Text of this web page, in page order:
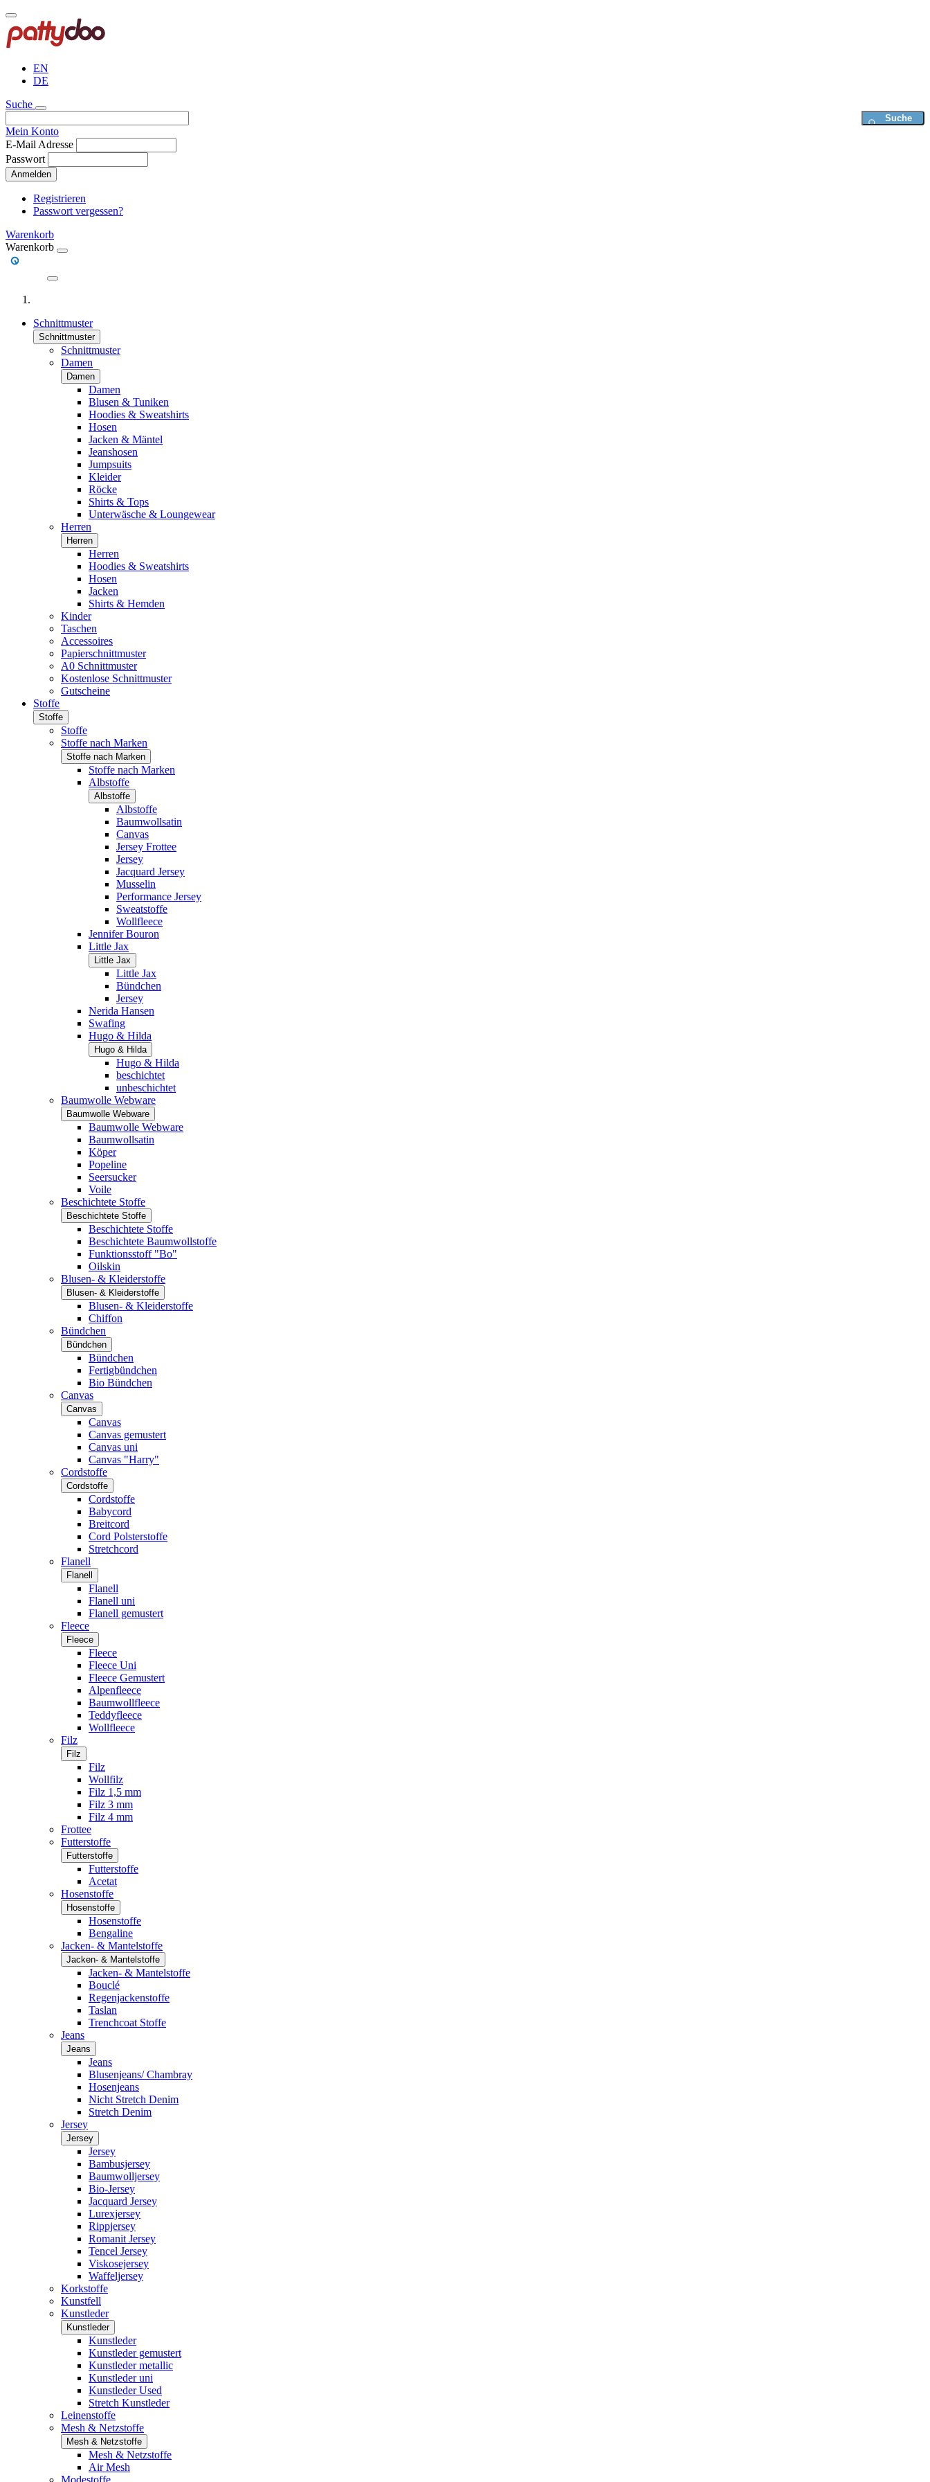
Direkt
zum
Inhalt
EN
DE
Suche
Mein Konto
E-Mail Adresse
Passwort
Anmelden
Registrieren
Passwort vergessen?
Warenkorb
Warenkorb
Schnittmuster
Schnittmuster
Schnittmuster
Damen
Damen
Damen
Blusen & Tuniken
Hoodies & Sweatshirts
Hosen
Jacken & Mäntel
Jeanshosen
Jumpsuits
Kleider
Röcke
Shirts & Tops
Unterwäsche & Loungewear
Herren
Herren
Herren
Hoodies & Sweatshirts
Hosen
Jacken
Shirts & Hemden
Kinder
Taschen
Accessoires
Papierschnittmuster
A0 Schnittmuster
Kostenlose Schnittmuster
Gutscheine
Stoffe
Stoffe
Stoffe
Stoffe nach Marken
Stoffe nach Marken
Stoffe nach Marken
Albstoffe
Albstoffe
Albstoffe
Baumwollsatin
Canvas
Jersey Frottee
Jersey
Jacquard Jersey
Musselin
Performance Jersey
Sweatstoffe
Wollfleece
Jennifer Bouron
Little Jax
Little Jax
Little Jax
Bündchen
Jersey
Nerida Hansen
Swafing
Hugo & Hilda
Hugo & Hilda
Hugo & Hilda
beschichtet
unbeschichtet
Baumwolle Webware
Baumwolle Webware
Baumwolle Webware
Baumwollsatin
Köper
Popeline
Seersucker
Voile
Beschichtete Stoffe
Beschichtete Stoffe
Beschichtete Stoffe
Beschichtete Baumwollstoffe
Funktionsstoff "Bo"
Oilskin
Blusen- & Kleiderstoffe
Blusen- & Kleiderstoffe
Blusen- & Kleiderstoffe
Chiffon
Bündchen
Bündchen
Bündchen
Fertigbündchen
Bio Bündchen
Canvas
Canvas
Canvas
Canvas gemustert
Canvas uni
Canvas "Harry"
Cordstoffe
Cordstoffe
Cordstoffe
Babycord
Breitcord
Cord Polsterstoffe
Stretchcord
Flanell
Flanell
Flanell
Flanell uni
Flanell gemustert
Fleece
Fleece
Fleece
Fleece Uni
Fleece Gemustert
Alpenfleece
Baumwollfleece
Teddyfleece
Wollfleece
Filz
Filz
Filz
Wollfilz
Filz 1,5 mm
Filz 3 mm
Filz 4 mm
Frottee
Futterstoffe
Futterstoffe
Futterstoffe
Acetat
Hosenstoffe
Hosenstoffe
Hosenstoffe
Bengaline
Jacken- & Mantelstoffe
Jacken- & Mantelstoffe
Jacken- & Mantelstoffe
Bouclé
Regenjackenstoffe
Taslan
Trenchcoat Stoffe
Jeans
Jeans
Jeans
Blusenjeans/ Chambray
Hosenjeans
Nicht Stretch Denim
Stretch Denim
Jersey
Jersey
Jersey
Bambusjersey
Baumwolljersey
Bio-Jersey
Jacquard Jersey
Lurexjersey
Rippjersey
Romanit Jersey
Tencel Jersey
Viskosejersey
Waffeljersey
Korkstoffe
Kunstfell
Kunstleder
Kunstleder
Kunstleder
Kunstleder gemustert
Kunstleder metallic
Kunstleder uni
Kunstleder Used
Stretch Kunstleder
Leinenstoffe
Mesh & Netzstoffe
Mesh & Netzstoffe
Mesh & Netzstoffe
Air Mesh
Modestoffe